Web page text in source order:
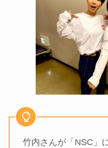
竹内さんが「NSC」